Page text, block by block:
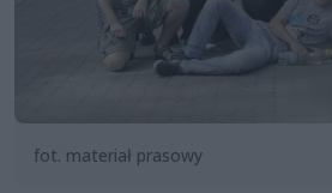
fot. materiał prasowy